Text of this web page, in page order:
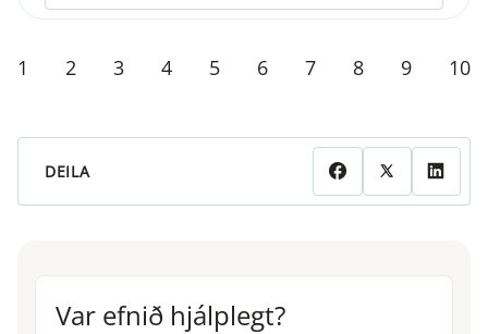
1 2 3 4 5 6 7 8 9 10
DEILA
Var efnið hjálplegt?
Var efnið hjálplegt?